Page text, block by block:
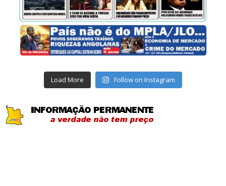
Load More Follow on Instagram